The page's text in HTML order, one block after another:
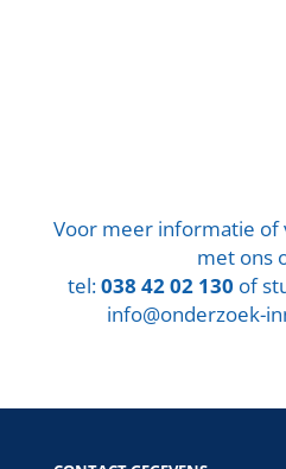
Voor meer informatie of
met ons
tel:038 42 02 130 of
info@onderzoek-